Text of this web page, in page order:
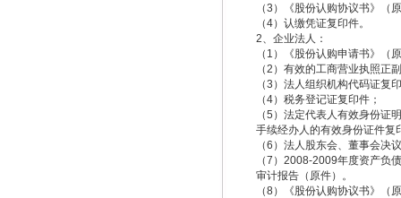
（3）《股份认购协议书》（
（4）认缴凭证复印件。
2、企业法人：
（1）《股份认购申请书》（
（2）有效的工商营业执照正
（3）法人组织机构代码证复
（4）税务登记证复印件；
（5）法定代表人有效身份证
手续经办人的有效身份证件复
（6）法人股东会、董事会决
（7）2008-2009年度资产负
审计报告（原件）。
（8）《股份认购协议书》（